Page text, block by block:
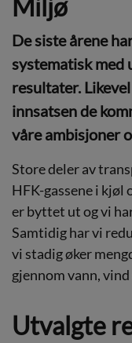
Miljø
De siste årene
systematisk med
resultater.
innsatsen de
våre ambisjoner
Store deler av
HFK-gassene i kjøl
er byttet ut og vi
Samtidig har vi
vi stadig øker
gjennom vann, vind
Utvalgte